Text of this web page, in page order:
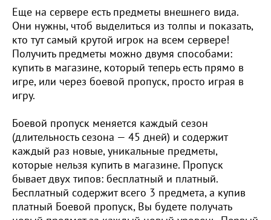
Еще на сервере есть предметы внешнего вида.
Они нужны, чтоб выделиться из толпы и показать,
кто тут самый крутой игрок на всем сервере!
Получить предметы можно двумя способами:
купить в магазине, который теперь есть прямо в
игре, или через боевой пропуск, просто играя в
игру.
Боевой пропуск меняется каждый сезон
(длительность сезона — 45 дней) и содержит
каждый раз новые, уникальные предметы,
которые нельзя купить в магазине. Пропуск
бывает двух типов: бесплатный и платный.
Бесплатный содержит всего 3 предмета, а купив
платный Боевой пропуск, Вы будете получать